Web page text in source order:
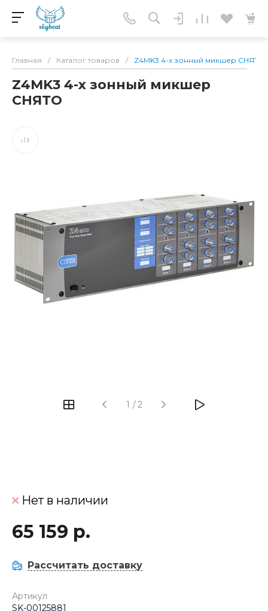
Главная / Каталог товаров / Z4MK3 4-х зонный микшер СНЯТО
Z4MK3 4-х зонный микшер
СНЯТО
1 /2
Нет в наличии
65 159 р.
Рассчитать доставку
Артикул
SK-00125881